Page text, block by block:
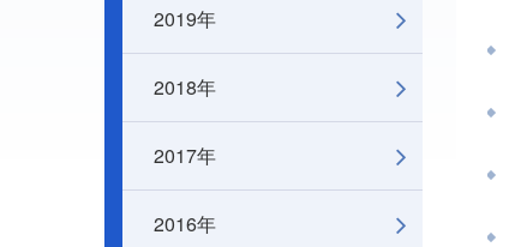
2019年
2018年
2017年
2016年